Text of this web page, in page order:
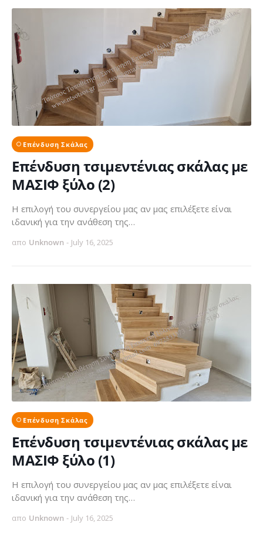
Επένδυση Σκάλας
Επένδυση τσιμεντένιας σκάλας με
ΜΑΣΙΦ ξύλο (2)
Η επιλογή του συνεργείου μας αν μας επιλέξετε είναι
ιδανική για την ανάθεση της…
απο Unknown - July 16, 2025
Επένδυση Σκάλας
Επένδυση τσιμεντένιας σκάλας με
ΜΑΣΙΦ ξύλο (1)
Η επιλογή του συνεργείου μας αν μας επιλέξετε είναι
ιδανική για την ανάθεση της…
απο Unknown - July 16, 2025